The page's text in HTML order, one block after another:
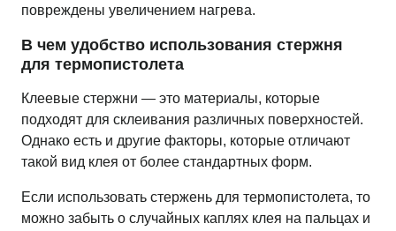
повреждены увеличением нагрева.
В чем удобство использования стержня
для термопистолета
Клеевые стержни — это материалы, которые
подходят для склеивания различных поверхностей.
Однако есть и другие факторы, которые отличают
такой вид клея от более стандартных форм.
Если использовать стержень для термопистолета, то
можно забыть о случайных каплях клея на пальцах и